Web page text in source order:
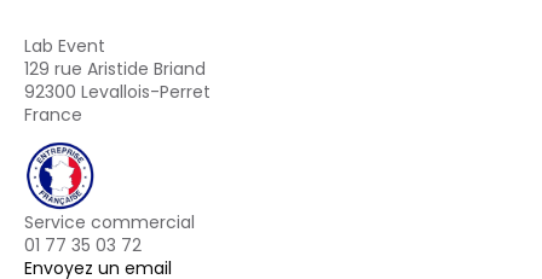
Lab Event
129 rue Aristide Briand
92300 Levallois-Perret
France
Service commercial
01 77 35 03 72
Envoyez un email